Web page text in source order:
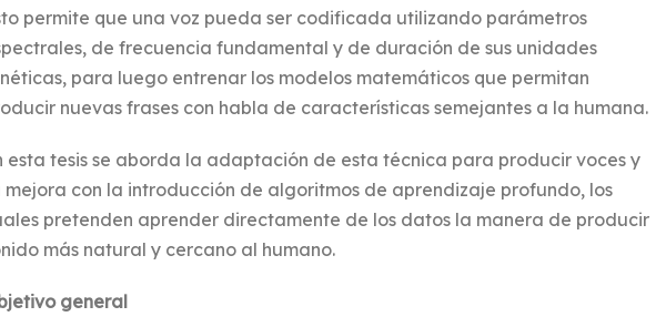
permite que una voz pueda ser codificada utilizando parámetros
de frecuencia fundamental y de duración de sus unidades
para luego entrenar los modelos matemáticos que permitan
nuevas frases con habla de características semejantes a la humana.
esta tesis se aborda la adaptación de esta técnica para producir voces y
mejora con la introducción de algoritmos de aprendizaje profundo, los
pretenden aprender directamente de los datos la manera de producir
más natural y cercano al humano.
general